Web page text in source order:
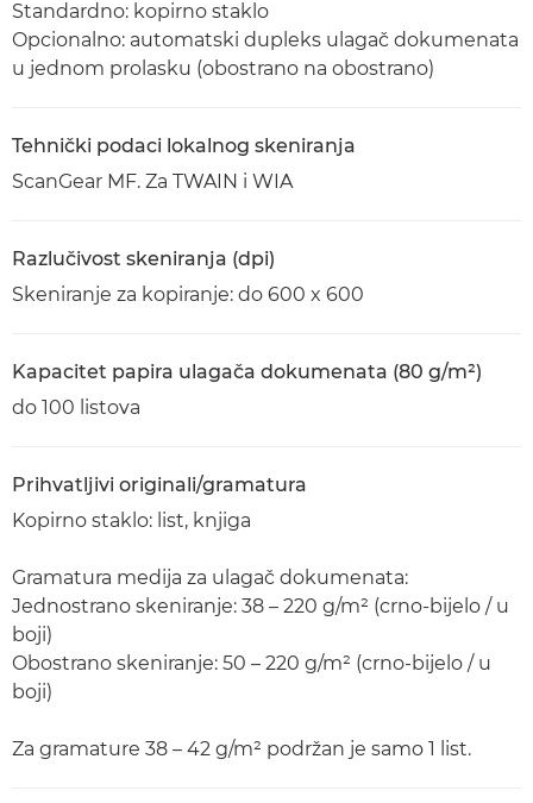
Standardno: kopirno staklo
Opcionalno: automatski dupleks ulagač dokumenata
u jednom prolasku (obostrano na obostrano)
Tehnički podaci lokalnog skeniranja
ScanGear MF. Za TWAIN i WIA
Razlučivost skeniranja (dpi)
Skeniranje za kopiranje: do 600 x 600
Kapacitet papira ulagača dokumenata (80 g/m²)
do 100 listova
Prihvatljivi originali/gramatura
Kopirno staklo: list, knjiga
Gramatura medija za ulagač dokumenata:
Jednostrano skeniranje: 38 – 220 g/m² (crno-bijelo / u
boji)
Obostrano skeniranje: 50 – 220 g/m² (crno-bijelo / u
boji)
Za gramature 38 – 42 g/m² podržan je samo 1 list.